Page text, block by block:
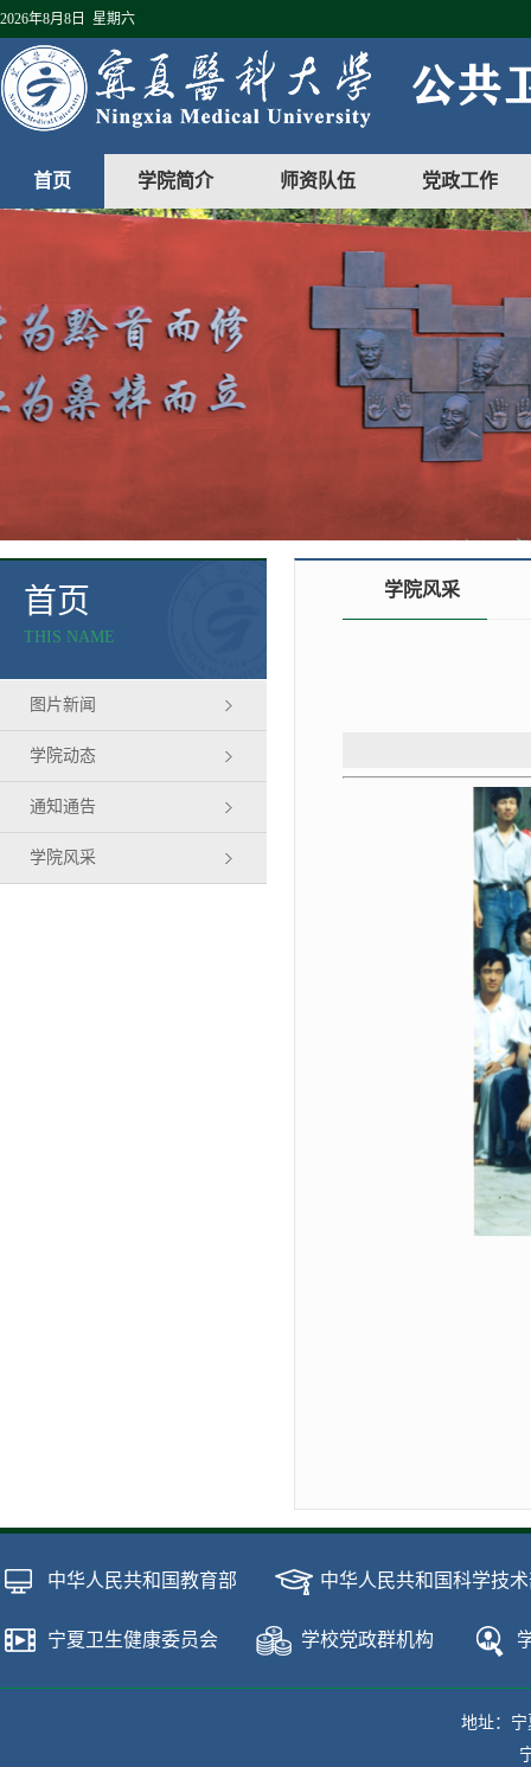
2026年8月8日 星期六
首页 学院简介 师资队伍 党政工作
首页
THIS NAME
图片新闻
学院动态
通知通告
学院风采
学院风采
中华人民共和国教育部 中华人民共和国科学技
宁夏卫生健康委员会 学校党政群机构
地址：